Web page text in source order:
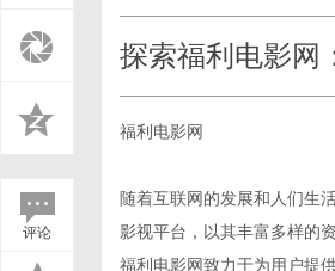
›
评论
探索福利电影网
福利电影网
随着互联网的发展和人们生
影视平台，以其丰富多样的
福利电影网致力于为用户提